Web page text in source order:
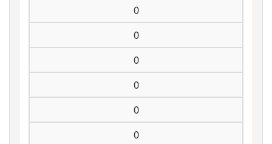
0
0
0
0
0
0